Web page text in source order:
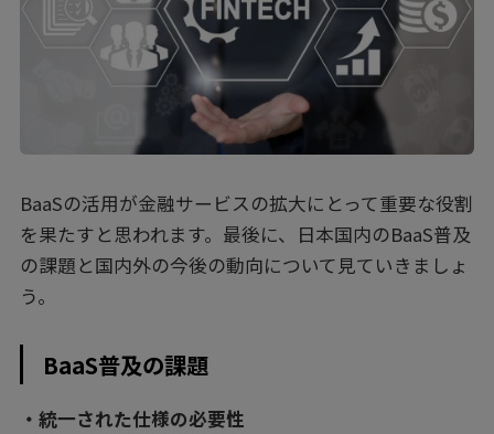
BaaSの活用が金融サービスの拡大にとって重要な役割
を果たすと思われます。最後に、日本国内のBaaS普及
の課題と国内外の今後の動向について見ていきましょ
う。
BaaS普及の課題
・統一された仕様の必要性